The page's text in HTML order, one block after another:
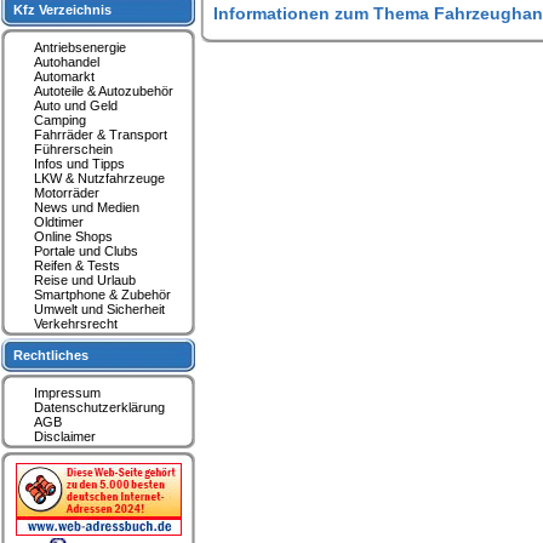
Informationen zum Thema
Kfz Verzeichnis
Antriebsenergie
Autohandel
Automarkt
Autoteile & Autozubehör
Auto und Geld
Camping
Fahrräder & Transport
Führerschein
Infos und Tipps
LKW & Nutzfahrzeuge
Motorräder
News und Medien
Oldtimer
Online Shops
Portale und Clubs
Reifen & Tests
Reise und Urlaub
Smartphone & Zubehör
Umwelt und Sicherheit
Verkehrsrecht
Rechtliches
Impressum
Datenschutzerklärung
AGB
Disclaimer